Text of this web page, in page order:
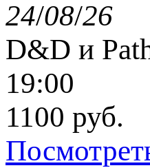
24/08/26
D&D и
19:00
1100 руб.